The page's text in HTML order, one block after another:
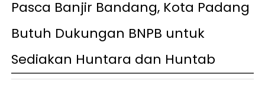
Pasca Banjir Bandang, Kota Padang
Butuh Dukungan BNPB untuk
Sediakan Huntara dan Huntab